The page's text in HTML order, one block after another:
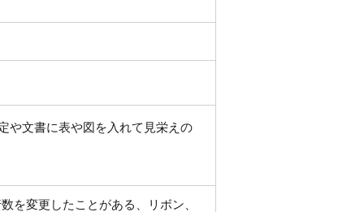
や文書に表や図を入れて見栄えの
を変更したことがある、リボン、